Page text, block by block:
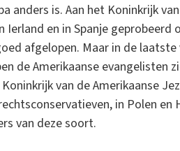
anders is. Aan het Koninkrijk
Ierland en in Spanje geprobeerd
afgelopen. Maar in de
de Amerikaanse evangelisten
van de Amerikaanse
in Polen en
van deze soort.